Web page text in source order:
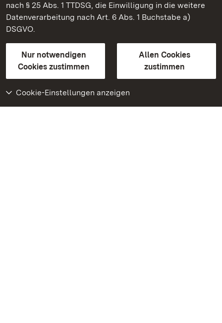
nach § 25 Abs. 1 TTDSG, die Einwilligung in die weitere
Datenverarbeitung nach Art. 6 Abs. 1 Buchstabe a)
DSGVO.
Nur notwendigen
Cookies zustimmen
Allen Cookies
zustimmen
Cookie-Einstellungen anzeigen
Staatliche Schlösser und Gärten Baden-Württemberg
Kontakt
GebärdenspracheLeichte Sprache
Erklärung zur Barrierefreiheit
BITV-konform (geprüfte Seiten)
Weiteres